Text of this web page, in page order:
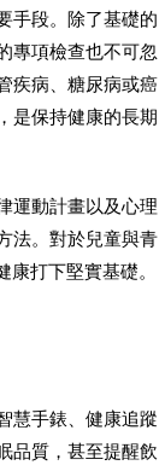
手段。除了基礎的
專項檢查也不可忽
疾病、糖尿病或癌
是保持健康的長期
運動計畫以及心理
法。對於兒童與青
打下堅實基礎。
慧手錶、健康追蹤
品質，甚至提醒飲